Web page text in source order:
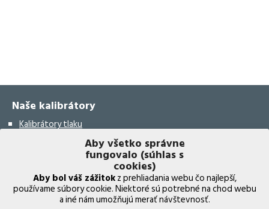
Aby všetko správne
fungovalo (súhlas s
cookies)
Aby bol váš zážitokz prehliadania webu čo najlepší,
používame súbory cookie. Niektoré sú potrebné na chod webu
a iné nám umožňujú merať návštevnosť.
Naše kalibrátory
Kalibrátory tlaku
Kalibrátory teploty
Kalibrátory vlhkosti
Bezdrôtový validačný systém
Kalibrátory elektrických prístrojov